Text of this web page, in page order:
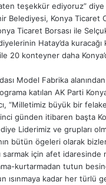
teşekkür ediyoruz”
Belediyesi, Konya Ticaret
Ticaret Borsası ile
Hatay’da
20 konteyner daha
Model Fabrika alanından
katılan AK Parti
“Milletimiz büyük bir
günden itibaren başta
Liderimiz ve grupları
bütün ögeleri olarak
sarmak için afet idaresinde
kurtarmadan tutun
ısınmaya kadar her türlü